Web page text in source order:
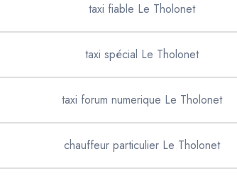
taxi fiable Le Tholonet
taxi spécial Le Tholonet
taxi forum numerique Le Tholonet
chauffeur particulier Le Tholonet